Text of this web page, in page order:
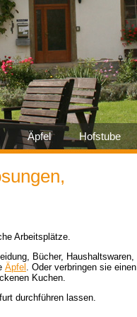
Äpfel Hofstube
Arbeitsplätze.
Bücher, Haushaltswaren,
Äpfel . Oder verbringen sie einen
Kuchen.
durchführen lassen.